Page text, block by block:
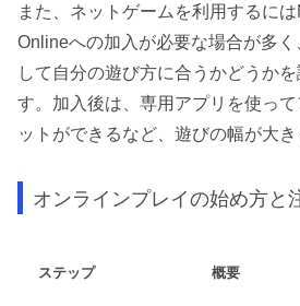
また、ネットゲームを利用するに
Onlineへの加入が必要な場合が多
して自分の遊び方に合うかどうか
す。加入後は、専用アプリを使っ
ットができるなど、遊びの幅が大き
オンラインプレイの始め方と
ステップ 概要